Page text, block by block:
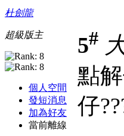
杜劍龍
超級版主
個人空間
發短消息
加為好友
當前離線
5#
點
仔